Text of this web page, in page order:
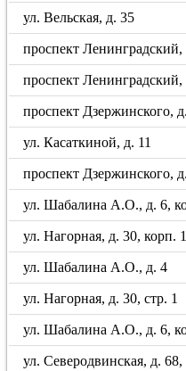
ул. Вельская, д. 35
проспект Ленинградский,
проспект Ленинградский,
проспект Дзержинского,
ул. Касаткиной, д. 11
проспект Дзержинского,
ул. Шабалина А.О., д. 6,
ул. Нагорная, д. 30, корп. 1
ул. Шабалина А.О., д. 4
ул. Нагорная, д. 30, стр. 1
ул. Шабалина А.О., д. 6,
ул. Северодвинская, д. 68,